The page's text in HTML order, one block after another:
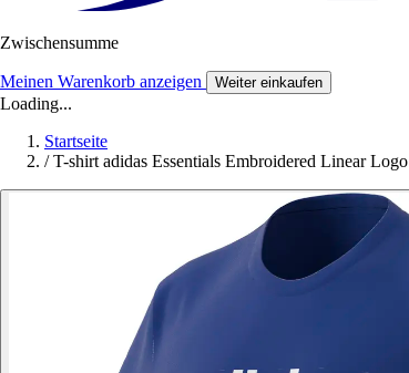
Zwischensumme
Meinen Warenkorb anzeigen Weiter einkaufen
Loading...
Startseite
/ T-shirt adidas Essentials Embroidered Linear Logo